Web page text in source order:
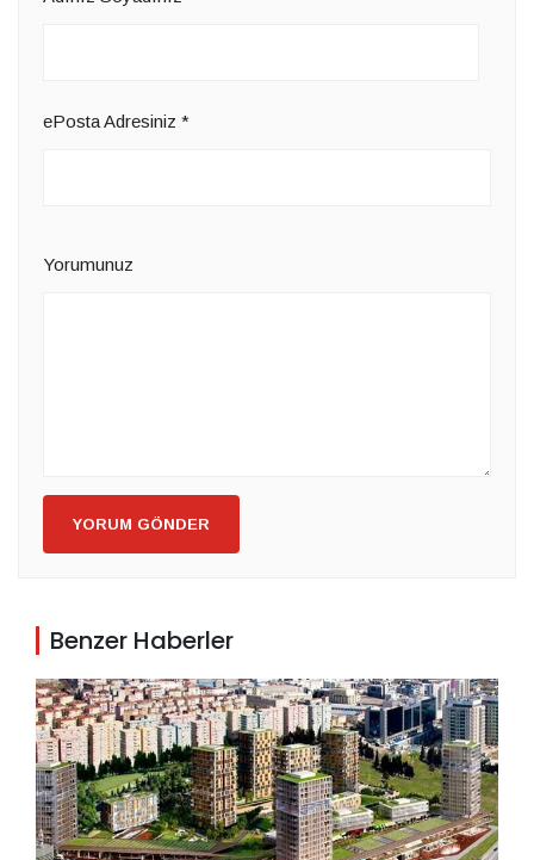
ePosta Adresiniz *
Yorumunuz
YORUM GÖNDER
Benzer Haberler